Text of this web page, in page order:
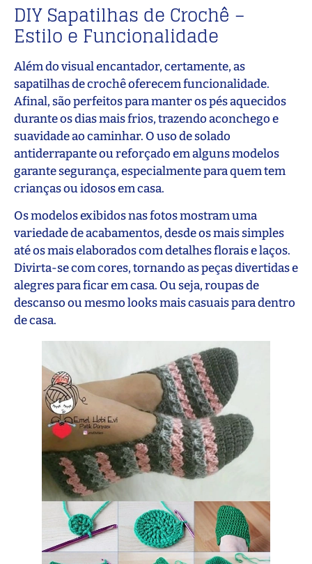
DIY Sapatilhas de Crochê –
Estilo e Funcionalidade
Além do visual encantador, certamente, as
sapatilhas de crochê oferecem funcionalidade.
Afinal, são perfeitos para manter os pés aquecidos
durante os dias mais frios, trazendo aconchego e
suavidade ao caminhar. O uso de solado
antiderrapante ou reforçado em alguns modelos
garante segurança, especialmente para quem tem
crianças ou idosos em casa.
Os modelos exibidos nas fotos mostram uma
variedade de acabamentos, desde os mais simples
até os mais elaborados com detalhes florais e laços.
Divirta-se com cores, tornando as peças divertidas e
alegres para ficar em casa. Ou seja, roupas de
descanso ou mesmo looks mais casuais para dentro
de casa.